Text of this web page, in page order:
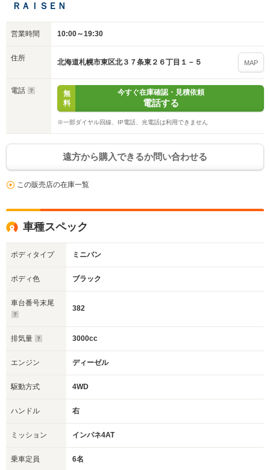
ＲＡＩＳＥＮ
営業時間 10:00～19:30
住所 北海道札幌市東区北３７条東２６丁目１－５ MAP
電話
無
料
今すぐ在庫確認・見積依頼
電話する
※一部ダイヤル回線、IP電話、光電話は利用できません
遠方から購入できるか問い合わせる
この販売店の在庫一覧
車種スペック
ボディタイプ ミニバン
ボディ色 ブラック
車台番号末尾
382
排気量 3000cc
エンジン ディーゼル
駆動方式 4WD
ハンドル 右
ミッション インパネ4AT
乗車定員 6名